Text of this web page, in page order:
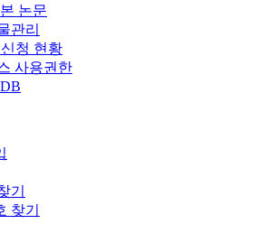
논문
관리
청 현황
사용권한
기
찾기